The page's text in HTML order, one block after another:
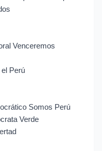
Venceremos
Perú
Somos Perú
Verde